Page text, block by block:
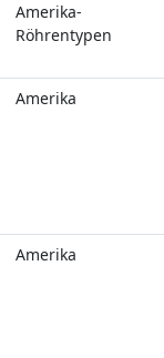
Amerika-
Röhrentypen
Amerika
Amerika